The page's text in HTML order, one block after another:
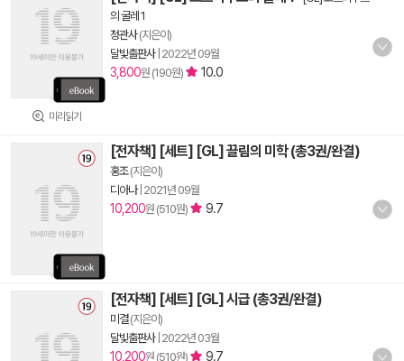
미리읽기
의 굴레 1
정관사(지은이)
달빛출판사| 2022년 09월
3,800원 (190원) 10.0
[전자책] [세트] [GL] 끌림의 미학 (총3권/완결)
홍조(지은이)
디아나| 2021년 09월
10,200원 (510원) 9.7
[전자책] [세트] [GL] 시급 (총3권/완결)
미결(지은이)
달빛출판사| 2022년 03월
10,200원 (510원) 9.7